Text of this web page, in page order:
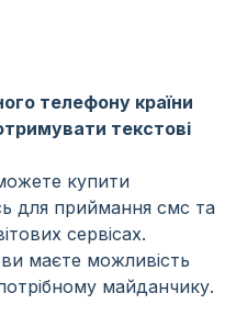
телефону країни
текстові
купити
для приймання смс та
сервісах.
маєте можливість
майданчику.